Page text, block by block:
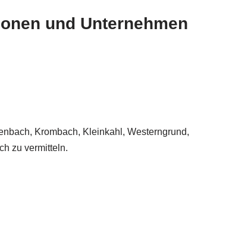
und Unternehmen
Krombach, Kleinkahl, Westerngrund,
zu vermitteln.